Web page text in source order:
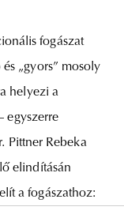
fogászat
„gyors” mosoly
helyezi a
egyszerre
Pittner Rebeka
elindításán
a fogászathoz: